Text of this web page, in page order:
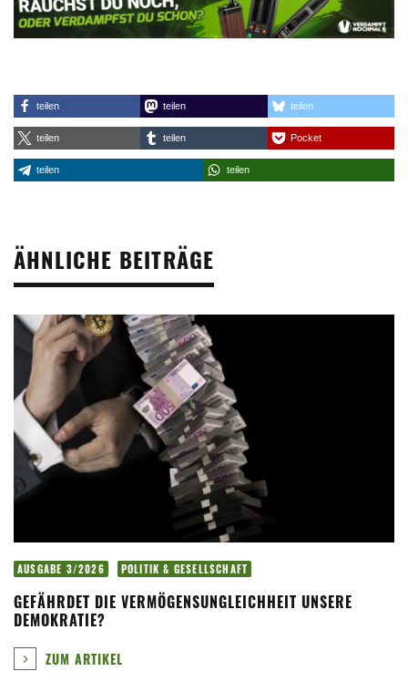
teilen teilen teilen
teilen teilen Pocket
teilen teilen
ÄHNLICHE BEITRÄGE
AUSGABE 3/2026 POLITIK & GESELLSCHAFT
GEFÄHRDET DIE VERMÖGENSUNGLEICHHEIT UNSERE
DEMOKRATIE?
ZUM ARTIKEL